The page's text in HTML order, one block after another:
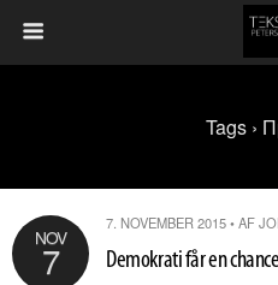
Tags ›
NOV
7
7. NOVEMBER 2015 • AF
Demokrati får en